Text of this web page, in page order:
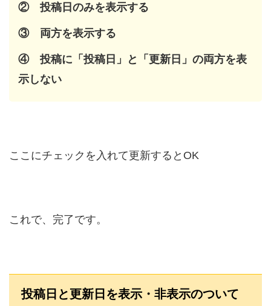
② 投稿日のみを表示する
③ 両方を表示する
④ 投稿に「投稿日」と「更新日」の両方を表
示しない
ここにチェックを入れて更新するとOK
これで、完了です。
投稿日と更新日を表示・非表示のついて